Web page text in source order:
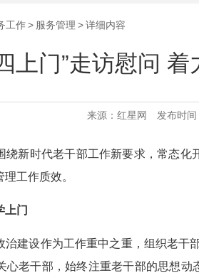
工作> 服务管理 >详细内容
上门”走访慰问
来源：红星网 发布时
绕新时代老干部工作新要求，常态化
工作质效。
上门
治建设作为工作重中之重，组织老干
心老干部，始终注重老干部的思想动